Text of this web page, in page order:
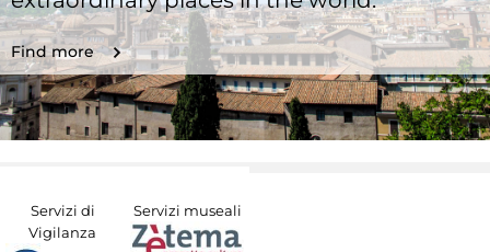
Find more
Servizi di
Vigilanza
Servizi museali